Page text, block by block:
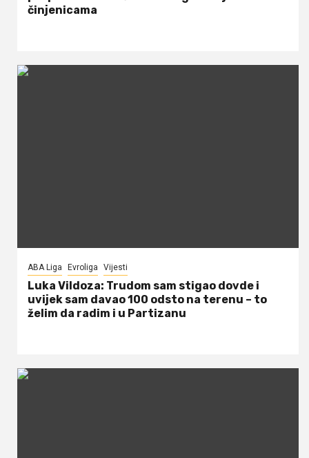
činjenicama
ABA Liga Evroliga Vijesti
Luka Vildoza: Trudom sam stigao dovde i
uvijek sam davao 100 odsto na terenu – to
želim da radim i u Partizanu